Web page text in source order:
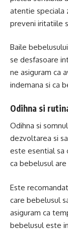
atentie speciala
preveni iritatiile
Baile
se desfasoare
ne asiguram ca
indemana si ca
Odihna si
Odihna si
dezvoltarea si
este esential sa
ca bebelusul
Este
care bebelusul
asiguram ca
bebelusul este